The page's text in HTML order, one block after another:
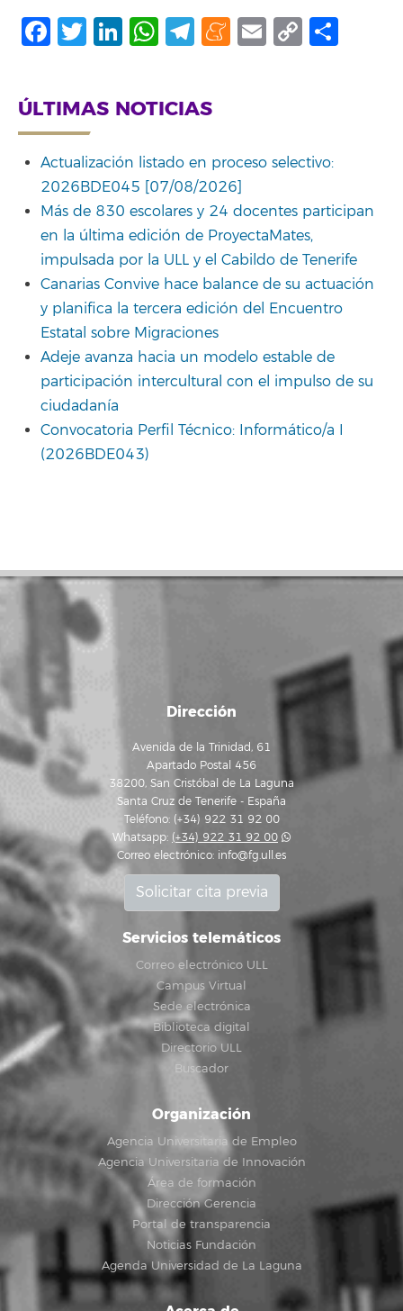
Facebook
Twitter
LinkedIn
WhatsApp
Telegram
Meneame
Email
Copy
ÚLTIMAS NOTICIAS
Actualización listado en proceso selectivo:
2026BDE045 [07/08/2026]
Más de 830 escolares y 24 docentes participan
en la última edición de ProyectaMates,
impulsada por la ULL y el Cabildo de Tenerife
Canarias Convive hace balance de su actuación
y planifica la tercera edición del Encuentro
Estatal sobre Migraciones
Adeje avanza hacia un modelo estable de
participación intercultural con el impulso de su
ciudadanía
Convocatoria Perfil Técnico: Informático/a I
(2026BDE043)
Dirección
Avenida de la Trinidad, 61
Apartado Postal 456
38200, San Cristóbal de La Laguna
Santa Cruz de Tenerife - España
Teléfono: (+34) 922 31 92 00
Whatsapp: (+34) 922 31 92 00
Correo electrónico: info@fg.ull.es
Solicitar cita previa
Servicios telemáticos
Correo electrónico ULL
Campus Virtual
Sede electrónica
Biblioteca digital
Directorio ULL
Buscador
Organización
Agencia Universitaria de Empleo
Agencia Universitaria de Innovación
Área de formación
Dirección Gerencia
Portal de transparencia
Noticias Fundación
Agenda Universidad de La Laguna